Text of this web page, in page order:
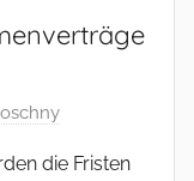
die Fristen